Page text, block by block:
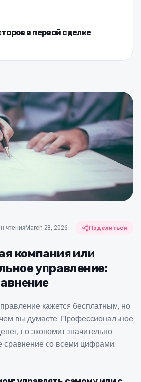
в первой сделке
чтенияMarch 28, 2026 Поделиться
компания или
управление:
кажется бесплатным, но
вы думаете. Профессиональное
но экономит значительно
сравнение со всеми цифрами.